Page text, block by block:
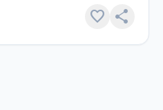
favorite share